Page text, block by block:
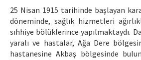
25 Nisan 1915 tarihinde başlayan
döneminde, sağlık hizmetleri
sıhhiye bölüklerince yapılmaktaydı.
yaralı ve hastalar, Ağa Dere
hastanesine Akbaş bölgesinde